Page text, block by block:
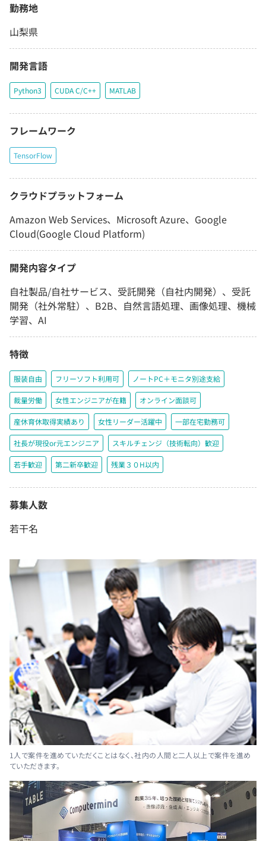
勤務地
山梨県
開発言語
Python3 CUDA C/C++ MATLAB
フレームワーク
TensorFlow
クラウドプラットフォーム
Amazon Web Services、Microsoft Azure、Google
Cloud(Google Cloud Platform)
開発内容タイプ
自社製品/自社サービス、受託開発（自社内開発）、受託
開発（社外常駐）、B2B、自然言語処理、画像処理、機械
学習、AI
特徴
服装自由 フリーソフト利用可 ノートPC＋モニタ別途支給
裁量労働 女性エンジニアが在籍 オンライン面談可
産休育休取得実績あり 女性リーダー活躍中 一部在宅勤務可
社長が現役or元エンジニア スキルチェンジ（技術転向）歓迎
若手歓迎 第二新卒歓迎 残業３０H以内
募集人数
若干名
1人で案件を進めていただくことはなく、社内の人間と二人以上で案件を進め
ていただきます。